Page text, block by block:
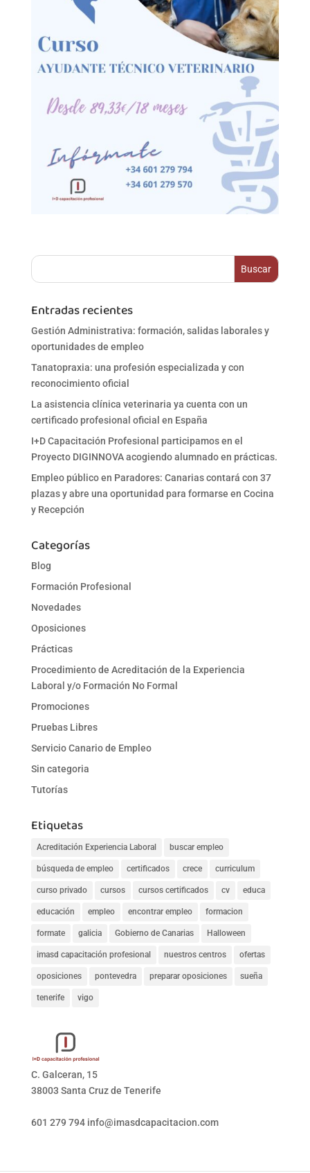
Entradas recientes
Gestión Administrativa: formación, salidas laborales y
oportunidades de empleo
Tanatopraxia: una profesión especializada y con
reconocimiento oficial
La asistencia clínica veterinaria ya cuenta con un
certificado profesional oficial en España
I+D Capacitación Profesional participamos en el
Proyecto DIGINNOVA acogiendo alumnado en prácticas.
Empleo público en Paradores: Canarias contará con 37
plazas y abre una oportunidad para formarse en Cocina
y Recepción
Categorías
Blog
Formación Profesional
Novedades
Oposiciones
Prácticas
Procedimiento de Acreditación de la Experiencia
Laboral y/o Formación No Formal
Promociones
Pruebas Libres
Servicio Canario de Empleo
Sin categoria
Tutorías
Etiquetas
Acreditación Experiencia Laboral buscar empleo
búsqueda de empleo certificados crece curriculum
curso privado cursos cursos certificados cv educa
educación empleo encontrar empleo formacion
formate galicia Gobierno de Canarias Halloween
imasd capacitación profesional nuestros centros ofertas
oposiciones pontevedra preparar oposiciones sueña
tenerife vigo
C. Galceran, 15
38003 Santa Cruz de Tenerife
601 279 794 info@imasdcapacitacion.com